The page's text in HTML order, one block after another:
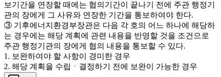
보기간을 연장할 때에는 협의기간이 끝나기 전에 주관 행정기
관의 장에게 그 사유와 연장한 기간을 통보하여야 한다.
③ 기후에너지환경부장관은 다음 각 호의 어느 하나에 해당하
는 경우에는 해당 계획에 관련 내용을 반영할 것을 조건으로
주관 행정기관의 장에게 협의 내용을 통보할 수 있다.
1. 보완하여야 할 사항이 경미한 경우
2. 해당 계획을 수립ㆍ결정하기 전에 보완이 가능한 경우